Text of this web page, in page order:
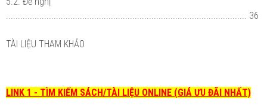
..................................................................................................... 36
TÀI LIỆU THAM KHẢO
LINK 1 - TÌM KIẾM SÁCH/TÀI LIỆU ONLINE (GIÁ ƯU ĐÃI NHẤT)